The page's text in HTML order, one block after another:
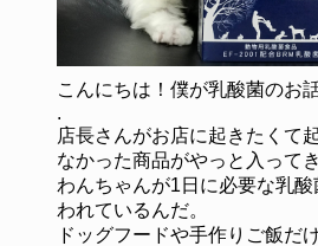
こんにちは！僕が乳酸菌のお
.
店長さんがお店に起きたくて
なかった商品がやっと入って
わんちゃんが1日に必要な乳
われているんだ。
ドッグフードや手作りご飯だ